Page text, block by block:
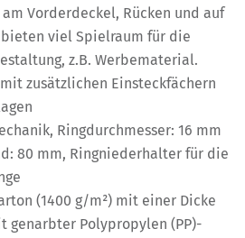
Vorderdeckel, Rücken und auf
viel Spielraum für die
z.B. Werbematerial.
zusätzlichen Einsteckfächern
Ringdurchmesser: 16 mm
80 mm, Ringniederhalter für die
(1400 g/m²) mit einer Dicke
genarbter Polypropylen (PP)-